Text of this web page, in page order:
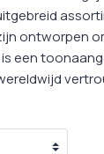
ontworpen
een